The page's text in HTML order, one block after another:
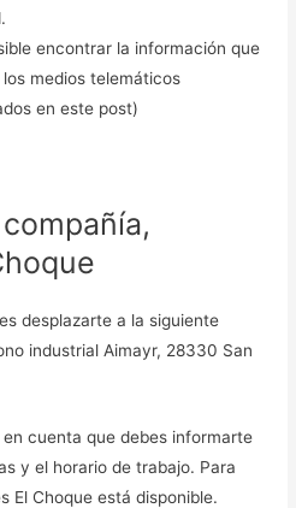
encontrar la información que
medios telemáticos
en este post)
desplazarte a la siguiente
industrial Aimayr, 28330 San
cuenta que debes informarte
y el horario de trabajo. Para
El Choque está disponible.